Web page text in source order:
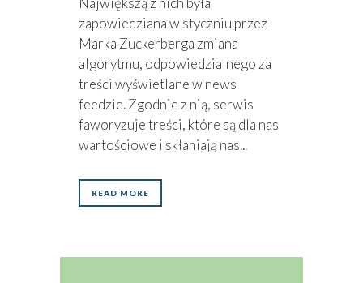
zapowiedziana w styczniu przez
Marka Zuckerberga zmiana
algorytmu, odpowiedzialnego za
treści wyświetlane w news
feedzie. Zgodnie z nią, serwis
faworyzuje treści, które są dla nas
wartościowe i skłaniają nas...
READ MORE